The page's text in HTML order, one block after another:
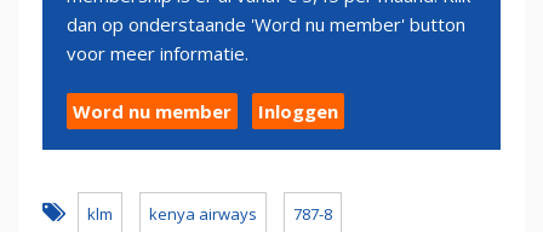
dan op onderstaande 'Word nu member' button
voor meer informatie.
Word nu member Inloggen
klm kenya airways 787-8